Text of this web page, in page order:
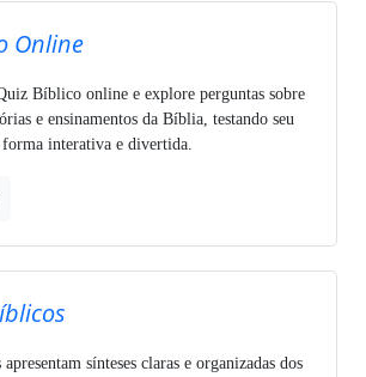
Online
Bíblico online e explore perguntas sobre
e ensinamentos da Bíblia, testando seu
interativa e divertida.
sínteses claras e organizadas dos